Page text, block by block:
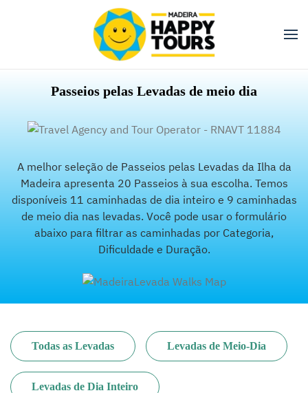
content
Passeios pelas Levadas de meio dia
A melhor seleção de Passeios pelas Levadas da Ilha da
Madeira apresenta 20 Passeios à sua escolha. Temos
disponíveis 11 caminhadas de dia inteiro e 9 caminhadas
de meio dia nas levadas. Você pode usar o formulário
abaixo para filtrar as caminhadas por Categoria,
Dificuldade e Duração.
Todas as Levadas Levadas de Meio-Dia
Levadas de Dia Inteiro